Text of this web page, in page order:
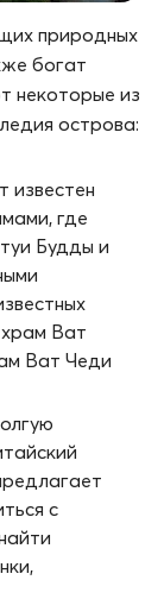
природных
богат
некоторые из
острова:
известен
где
Будды и
Ват
Ват Чеди
с